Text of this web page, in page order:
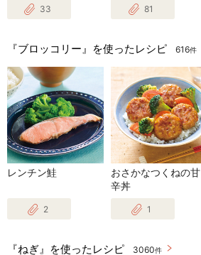
33 81
『ブロッコリー』を使ったレシピ 616件
レンチン鮭
2
おさかなつくねの甘
辛丼
1
『ねぎ』を使ったレシピ 3060件